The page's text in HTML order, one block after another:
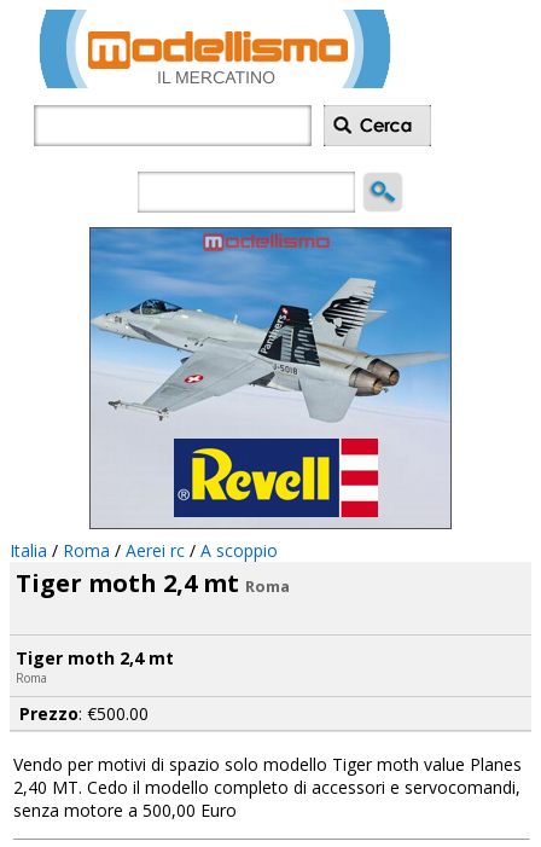
Italia / Roma / Aerei rc / A scoppio
Tiger moth 2,4 mt Roma
Tiger moth 2,4 mt
Roma
Prezzo: €500.00
Vendo per motivi di spazio solo modello Tiger moth value Planes
2,40 MT. Cedo il modello completo di accessori e servocomandi,
senza motore a 500,00 Euro